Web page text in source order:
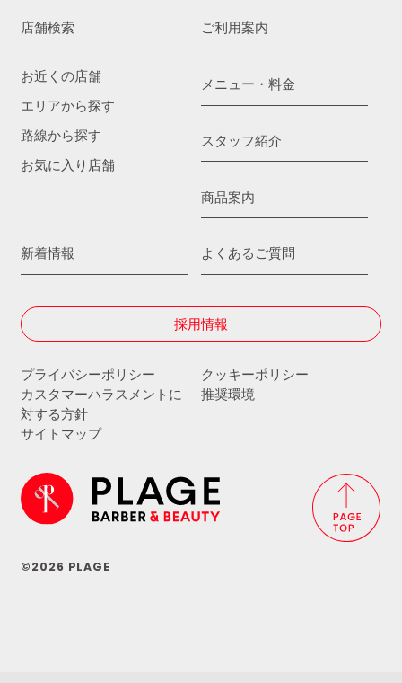
店舗検索
お近くの店舗
エリアから探す
路線から探す
お気に入り店舗
ご利用案内
メニュー・料金
スタッフ紹介
商品案内
新着情報 よくあるご質問
採用情報
プライバシーポリシー
クッキーポリシー
カスタマーハラスメントに
対する方針
推奨環境
サイトマップ
©2026 PLAGE